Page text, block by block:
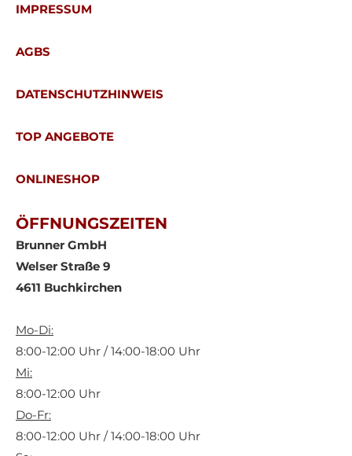
IMPRESSUM
AGBS
DATENSCHUTZHINWEIS
TOP ANGEBOTE
ONLINESHOP
ÖFFNUNGSZEITEN
Brunner GmbH
Welser Straße 9
4611 Buchkirchen
Mo-Di:
8:00-12:00 Uhr / 14:00-18:00 Uhr
Mi:
8:00-12:00 Uhr
Do-Fr:
8:00-12:00 Uhr / 14:00-18:00 Uhr